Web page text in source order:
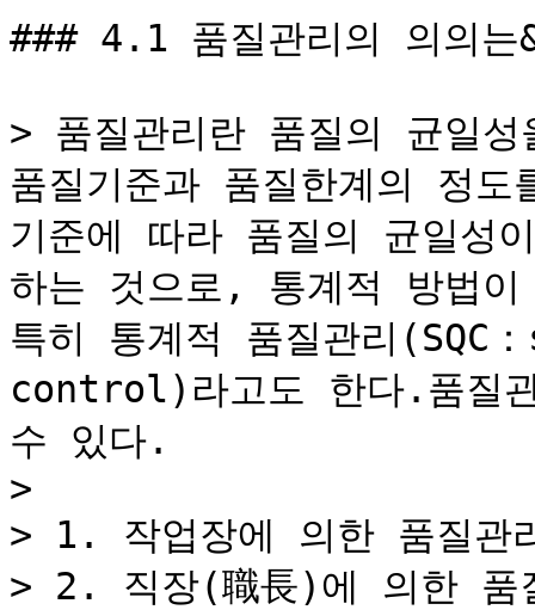
### 4.1 품질관리의 의의는
> 품질관리란 품질의 균일
품질기준과 품질한계의 정
기준에 따라 품질의 균일성
하는 것으로, 통계적 방법
특히 통계적 품질관리
control)라고도 한다.품질
수 있다.
>
> 1. 작업장에 의한 품질관
> 2. 직장(職長)에 의한 품